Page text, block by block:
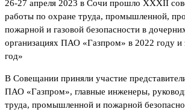
26-27 апреля 2023 в Сочи прошло XXXII
работы по охране труда, промышленной,
пожарной и газовой безопасности в
организациях ПАО «Газпром» в 2022 году и
год»
В Совещании приняли участие
ПАО «Газпром», главные инженеры,
труда, промышленной и пожарной